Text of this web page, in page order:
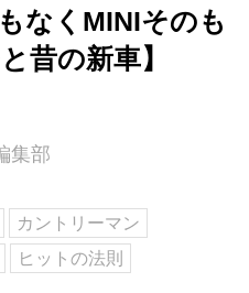
なくMINIそのも
昔の新車】
集部
カントリーマン
ヒットの法則